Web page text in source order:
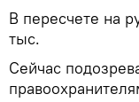
В пересчете на
тыс.
Сейчас